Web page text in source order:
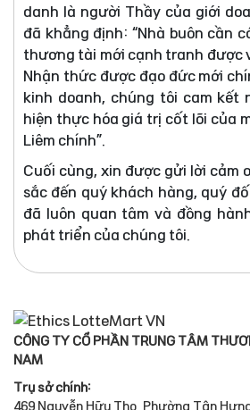
danh là người Thầy của giới
đã khẳng định: “Nhà buôn cần
thương tài mới cạnh tranh được
Nhận thức được đạo đức mới
kinh doanh, chúng tôi cam kết
hiện thực hóa giá trị cốt lõi của
Liêm chính”.
Cuối cùng, xin được gửi lời cảm
sắc đến quý khách hàng, quý
đã luôn quan tâm và đồng
phát triển của chúng tôi.
CÔNG TY CỔ PHẦN TRUNG TÂM
NAM
Trụ sở chính:
469 Nguyễn Hữu Thọ, Phường Tân